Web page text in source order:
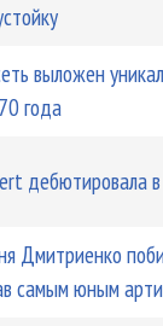
выложен
года
дебютировала
Дмитриенко
самым юным